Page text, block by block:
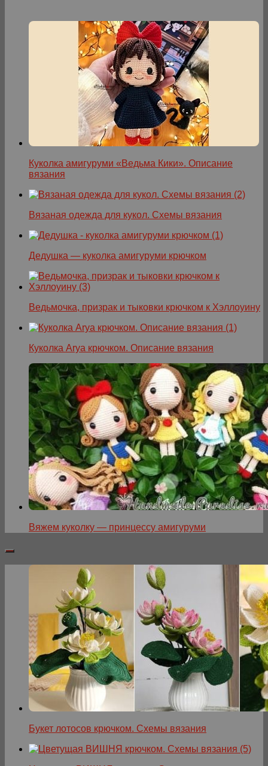
Куколка амигуруми «Ведьма Кики». Описание
вязания
Вязаная одежда для кукол. Схемы вязания
Дедушка — куколка амигуруми крючком
Ведьмочка, призрак и тыковки крючком к Хэллоуину
Куколка Arya крючком. Описание вязания
Вяжем куколку — принцессу амигуруми
Букет лотосов крючком. Схемы вязания